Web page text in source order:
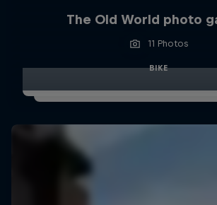
The Old World photo
11 Photos
BIKE